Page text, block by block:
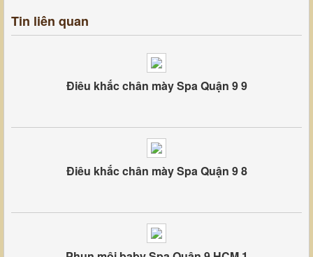
Tin liên quan
Điêu khắc chân mày Spa Quận 9 9
Điêu khắc chân mày Spa Quận 9 8